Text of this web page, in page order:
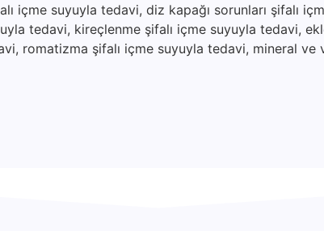
içme suyuyla tedavi, diz kapağı sorunları şifalı
tedavi, kireçlenme şifalı içme suyuyla tedavi,
romatizma şifalı içme suyuyla tedavi, mineral ve